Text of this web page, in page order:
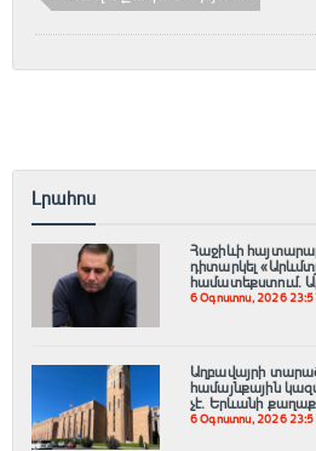
Լրահոս
Հաջիևի
դիտարկել
համատեքստում․
6 Օգոստոս, 2026
Աղբավայրի
համայնքային
չէ․ Երևանի
6 Օգոստոս, 2026